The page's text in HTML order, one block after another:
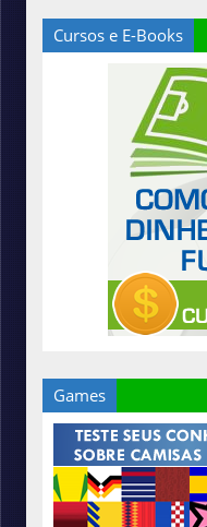
Cursos e E-Books
Games